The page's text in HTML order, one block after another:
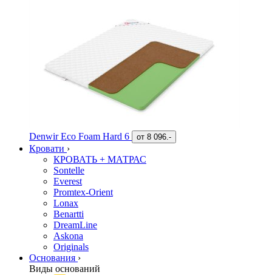
Denwir Eco Foam Hard 6 от 8 096.-
Кровати ›
КРОВАТЬ + МАТРАС
Sontelle
Everest
Promtex-Orient
Lonax
Benartti
DreamLine
Askona
Originals
Основания ›
Виды оснований